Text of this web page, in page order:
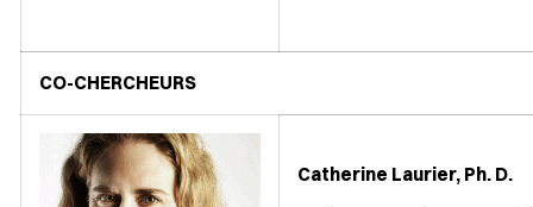
CO-CHERCHEURS
Catherine Laurier, Ph. D.